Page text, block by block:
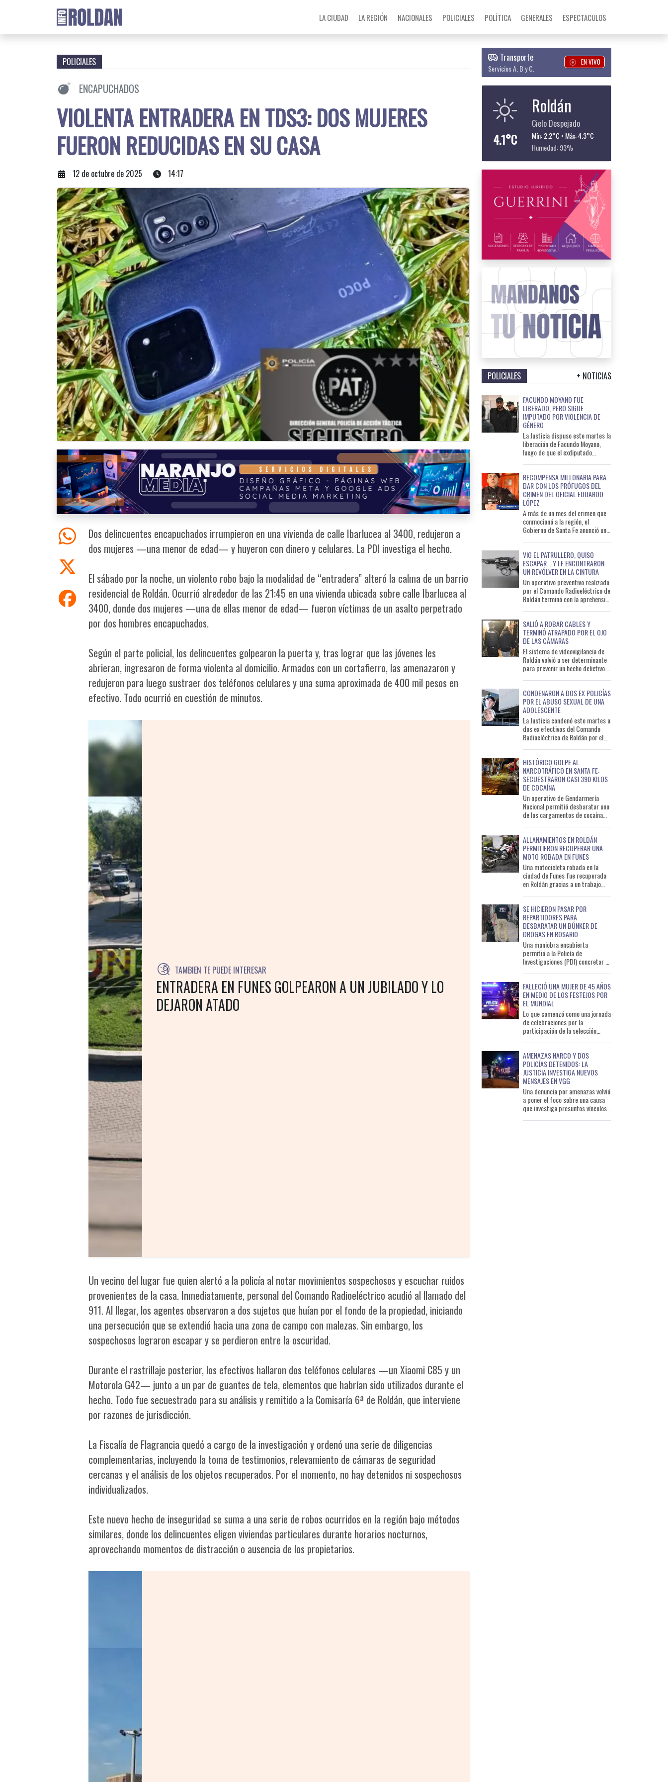
LA CIUDAD LA REGIÓN NACIONALES POLICIALES POLÍTICA GENERALES ESPECTACULOS
POLICIALES
ENCAPUCHADOS
VIOLENTA ENTRADERA EN TDS3: DOS MUJERES
FUERON REDUCIDAS EN SU CASA
12 de octubre de 2025 14:17
Dos delincuentes encapuchados irrumpieron en una vivienda de calle Ibarlucea al 3400, redujeron a
dos mujeres —una menor de edad— y huyeron con dinero y celulares. La PDI investiga el hecho.
El sábado por la noche, un violento robo bajo la modalidad de “entradera” alteró la calma de un barrio
residencial de Roldán. Ocurrió alrededor de las 21:45 en una vivienda ubicada sobre calle Ibarlucea al
3400, donde dos mujeres —una de ellas menor de edad— fueron víctimas de un asalto perpetrado
por dos hombres encapuchados.
Según el parte policial, los delincuentes golpearon la puerta y, tras lograr que las jóvenes les
abrieran, ingresaron de forma violenta al domicilio. Armados con un cortafierro, las amenazaron y
redujeron para luego sustraer dos teléfonos celulares y una suma aproximada de 400 mil pesos en
efectivo. Todo ocurrió en cuestión de minutos.
TAMBIEN TE PUEDE INTERESAR
ENTRADERA EN FUNES GOLPEARON A UN JUBILADO Y LO
DEJARON ATADO
Un vecino del lugar fue quien alertó a la policía al notar movimientos sospechosos y escuchar ruidos
provenientes de la casa. Inmediatamente, personal del Comando Radioeléctrico acudió al llamado del
911. Al llegar, los agentes observaron a dos sujetos que huían por el fondo de la propiedad, iniciando
una persecución que se extendió hacia una zona de campo con malezas. Sin embargo, los
sospechosos lograron escapar y se perdieron entre la oscuridad.
Durante el rastrillaje posterior, los efectivos hallaron dos teléfonos celulares —un Xiaomi C85 y un
Motorola G42— junto a un par de guantes de tela, elementos que habrían sido utilizados durante el
hecho. Todo fue secuestrado para su análisis y remitido a la Comisaría 6ª de Roldán, que interviene
por razones de jurisdicción.
La Fiscalía de Flagrancia quedó a cargo de la investigación y ordenó una serie de diligencias
complementarias, incluyendo la toma de testimonios, relevamiento de cámaras de seguridad
cercanas y el análisis de los objetos recuperados. Por el momento, no hay detenidos ni sospechosos
individualizados.
Este nuevo hecho de inseguridad se suma a una serie de robos ocurridos en la región bajo métodos
similares, donde los delincuentes eligen viviendas particulares durante horarios nocturnos,
aprovechando momentos de distracción o ausencia de los propietarios.
Transporte
Servicios A, B y C.
EN VIVO
4.1°C
Roldán
Cielo Despejado
Mín: 2.2°C • Máx: 4.3°C
Humedad: 93%
POLICIALES + NOTICIAS
FACUNDO MOYANO FUE
LIBERADO, PERO SIGUE
IMPUTADO POR VIOLENCIA DE
GÉNERO
La Justicia dispuso este martes la
liberación de Facundo Moyano,
luego de que el exdiputado
RECOMPENSA MILLONARIA PARA
DAR CON LOS PRÓFUGOS DEL
CRIMEN DEL OFICIAL EDUARDO
LÓPEZ
A más de un mes del crimen que
conmocionó a la región, el
Gobierno de Santa Fe anunció una
VIO EL PATRULLERO, QUISO
ESCAPAR... Y LE ENCONTRARON
UN REVÓLVER EN LA CINTURA
Un operativo preventivo realizado
por el Comando Radioeléctrico de
Roldán terminó con la aprehensión
SALIÓ A ROBAR CABLES Y
TERMINÓ ATRAPADO POR EL OJO
DE LAS CÁMARAS
El sistema de videovigilancia de
Roldán volvió a ser determinante
para prevenir un hecho delictivo.
CONDENARON A DOS EX POLICÍAS
POR EL ABUSO SEXUAL DE UNA
ADOLESCENTE
La Justicia condenó este martes a
dos ex efectivos del Comando
Radioeléctrico de Roldán por el
HISTÓRICO GOLPE AL
NARCOTRÁFICO EN SANTA FE:
SECUESTRARON CASI 390 KILOS
DE COCAÍNA
Un operativo de Gendarmería
Nacional permitió desbaratar uno
de los cargamentos de cocaína
ALLANAMIENTOS EN ROLDÁN
PERMITIERON RECUPERAR UNA
MOTO ROBADA EN FUNES
Una motocicleta robada en la
ciudad de Funes fue recuperada
en Roldán gracias a un trabajo
SE HICIERON PASAR POR
REPARTIDORES PARA
DESBARATAR UN BÚNKER DE
DROGAS EN ROSARIO
Una maniobra encubierta
permitió a la Policía de
Investigaciones (PDI) concretar un
de
FALLECIÓ UNA MUJER DE 45 AÑOS
EN MEDIO DE LOS FESTEJOS POR
EL MUNDIAL
Lo que comenzó como una jornada
de celebraciones por la
participación de la selección
AMENAZAS NARCO Y DOS
POLICÍAS DETENIDOS: LA
JUSTICIA INVESTIGA NUEVOS
MENSAJES EN VGG
Una denuncia por amenazas volvió
a poner el foco sobre una causa
que investiga presuntos vínculos